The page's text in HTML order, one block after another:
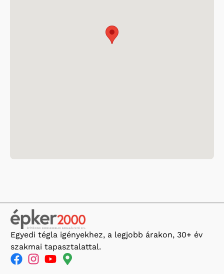
Egyedi tégla igényekhez, a legjobb árakon, 30+ év
szakmai tapasztalattal.